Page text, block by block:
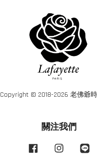
Copyright © 2018-2026 老佛爺
關注我們
Facebook Instagram